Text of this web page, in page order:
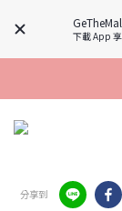
下載 App
分享到